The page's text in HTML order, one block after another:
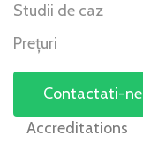
Studii de caz
Prețuri
Contactati-ne
Accreditations